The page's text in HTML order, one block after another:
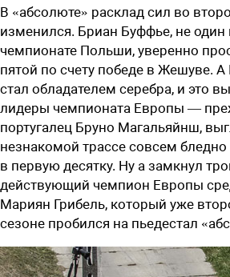
В «абсолюте» расклад сил во
изменился. Бриан Буффье, не
чемпионате Польши, уверенно
пятой по счету победе в Жешуве. А
стал обладателем серебра, и это
лидеры чемпионата Европы —
португалец Бруно Магальяйнш,
незнакомой трассе совсем
в первую десятку. Ну а замкнул
действующий чемпион Европы
Мариян Грибель, который уже
сезоне пробился на пьедестал